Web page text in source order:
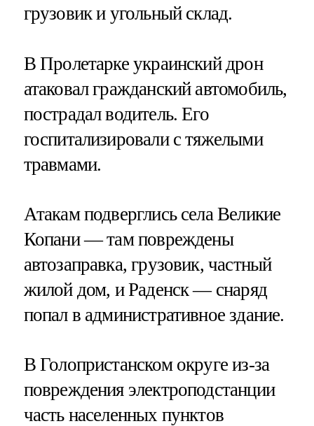
грузовик и угольный склад.
В Пролетарке украинский дрон
атаковал гражданский автомобиль,
пострадал водитель. Его
госпитализировали с тяжелыми
травмами.
Атакам подверглись села Великие
Копани — там повреждены
автозаправка, грузовик, частный
жилой дом, и Раденск — снаряд
попал в административное здание.
В Голопристанском округе из-за
повреждения электроподстанции
часть населенных пунктов